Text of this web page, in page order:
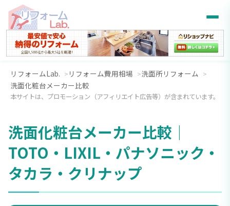
リフォームLab. リフォーム費用相場
洗面所リフォーム
洗面化粧台メーカー比較
本サイトは、プロモーション（アフィリエイト広告等）が含まれています。
洗面化粧台メーカー比較｜
TOTO・LIXIL・パナソニック・
タカラ・クリナップ